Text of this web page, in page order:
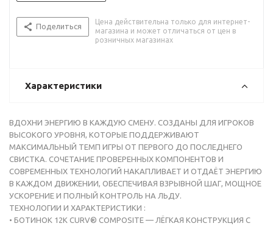
Поделиться
Цена действительна только для интернет-
магазина и может отличаться от цен в
розничных магазинах
Характеристики
ВДОХНИ ЭНЕРГИЮ В КАЖДУЮ СМЕНУ. СОЗДАНЫ ДЛЯ ИГРОКОВ
ВЫСОКОГО УРОВНЯ, КОТОРЫЕ ПОДДЕРЖИВАЮТ
МАКСИМАЛЬНЫЙ ТЕМП ИГРЫ ОТ ПЕРВОГО ДО ПОСЛЕДНЕГО
СВИСТКА. СОЧЕТАНИЕ ПРОВЕРЕННЫХ КОМПОНЕНТОВ И
СОВРЕМЕННЫХ ТЕХНОЛОГИЙ НАКАПЛИВАЕТ И ОТДАЁТ ЭНЕРГИЮ
В КАЖДОМ ДВИЖЕНИИ, ОБЕСПЕЧИВАЯ ВЗРЫВНОЙ ШАГ, МОЩНОЕ
УСКОРЕНИЕ И ПОЛНЫЙ КОНТРОЛЬ НА ЛЬДУ.
ТЕХНОЛОГИИ И ХАРАКТЕРИСТИКИ :
• БОТИНОК 12K CURV® COMPOSITE — ЛЁГКАЯ КОНСТРУКЦИЯ С